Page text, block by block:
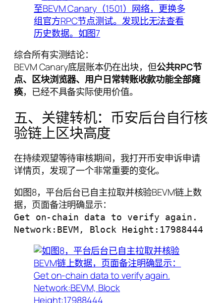
综合所有实测结论：
BEVM Canary底层账本仍在出块，但公共RPC节
点、区块浏览器、用户日常转账收款功能全部瘫
痪，已经不具备实际使用价值。
五、关键转机：币安后台自行核
验链上区块高度
在持续观望等待审核期间，我打开币安申诉申请
详情页，发现了一个非常重要的变化。
如图8，平台后台已自主拉取并核验BEVM链上数
据，页面备注明确显示：
Get on-chain data to verify again.
Network:BEVM, Block Height:17988444